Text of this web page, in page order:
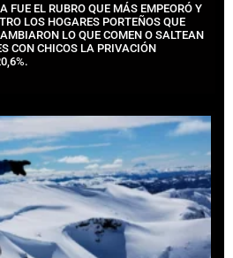
FUE EL RUBRO QUE MÁS EMPEORÓ Y
LOS HOGARES PORTEÑOS QUE
LO QUE COMEN O SALTEAN
CON CHICOS LA PRIVACIÓN